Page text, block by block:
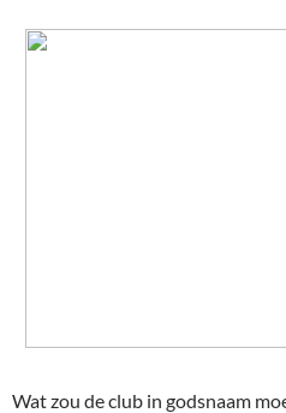
Wat zou de club in godsnaam